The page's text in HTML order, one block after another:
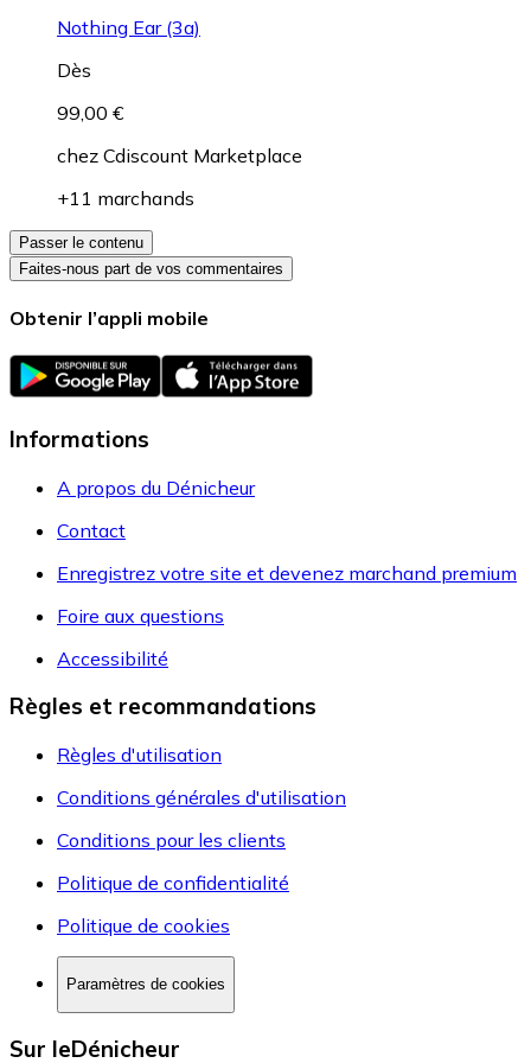
Nothing Ear (3a)
Dès
99,00 €
chez Cdiscount Marketplace
+11 marchands
Passer le contenu
Faites-nous part de vos commentaires
Obtenir l’appli mobile
Informations
A propos du Dénicheur
Contact
Enregistrez votre site et devenez marchand premium
Foire aux questions
Accessibilité
Règles et recommandations
Règles d'utilisation
Conditions générales d'utilisation
Conditions pour les clients
Politique de confidentialité
Politique de cookies
Paramètres de cookies
Sur leDénicheur